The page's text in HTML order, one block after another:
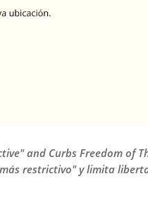
and Curbs Freedom of
restrictivo" y limita